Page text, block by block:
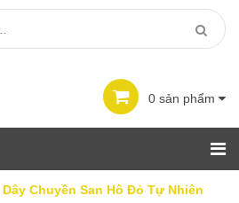
0 sản phẩm
Dây Chuyền San Hô Đỏ Tự Nhiên